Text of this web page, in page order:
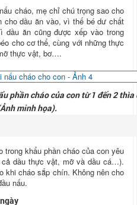
cháo, mẹ chỉ chú trọng sao cho
cho dầu ăn vào, vì thế bé dư chất
dầu ăn cũng được xếp vào trong
cho cơ thể, cùng với những thực
thực vật, bơ….
phần cháo của con từ 1 đến 2 thìa
minh họa).
khẩu phần cháo của con yêu
dầu thực vật, mỡ và dầu cá…).
khi cháo sắp chín. Không nên cho
nấu.